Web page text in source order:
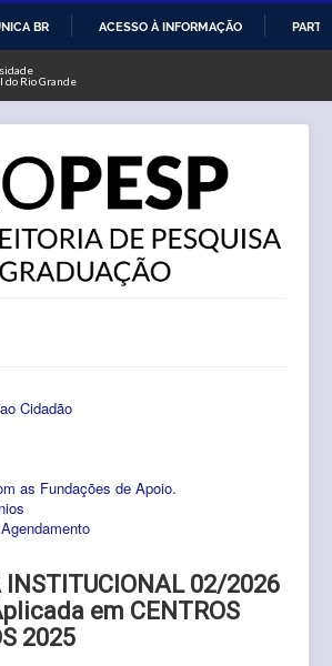
O
CONTEÚDO
BR ACESSO À INFORMAÇÃO
do Rio Grande
Cidadão
as Fundações de Apoio.
02/2026
em CENTROS
2025